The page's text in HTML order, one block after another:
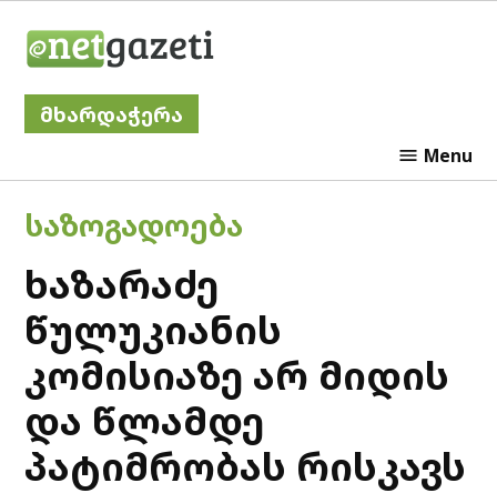
მხარდაჭერა
Menu
POSTED
IN
ᲡᲐᲖᲝᲒᲐᲓᲝᲔᲑᲐ
ხაზარაძე
წულუკიანის
კომისიაზე არ მიდის
და წლამდე
პატიმრობას რისკავს